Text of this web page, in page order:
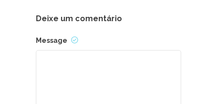
Deixe um comentário
Message